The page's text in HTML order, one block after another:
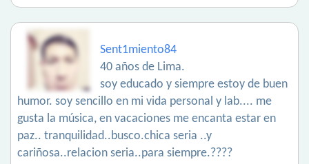
Sent1miento84
40 años de Lima.
soy educado y siempre estoy de buen
humor. soy sencillo en mi vida personal y lab.... me
gusta la música, en vacaciones me encanta estar en
paz.. tranquilidad..busco.chica seria ..y
cariñosa..relacion seria..para siempre.????